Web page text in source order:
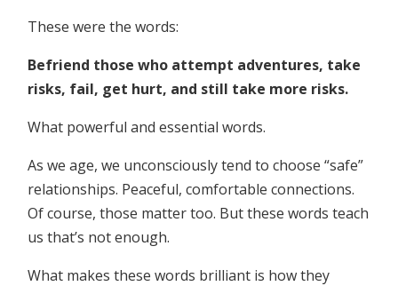
These were the words:
Befriend those who attempt adventures, take
risks, fail, get hurt, and still take more risks.
What powerful and essential words.
As we age, we unconsciously tend to choose “safe”
relationships. Peaceful, comfortable connections.
Of course, those matter too. But these words teach
us that’s not enough.
What makes these words brilliant is how they